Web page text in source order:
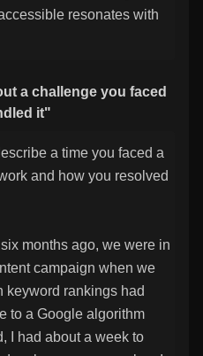
resonates with
a challenge you faced
it"
a time you faced a
and how you resolved
months ago, we were in
campaign when we
keyword rankings had
to a Google algorithm
I had about a week to